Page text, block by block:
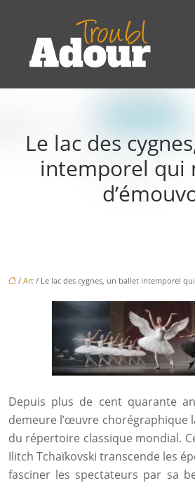
Le lac des
intemporel qui
/ Art / Le lac des cygnes, un ballet intemporel
Depuis plus de cent quarante
demeure l’œuvre chorégraphique
du répertoire classique mondial.
Ilitch Tchaïkovski transcende les
fasciner les spectateurs par sa